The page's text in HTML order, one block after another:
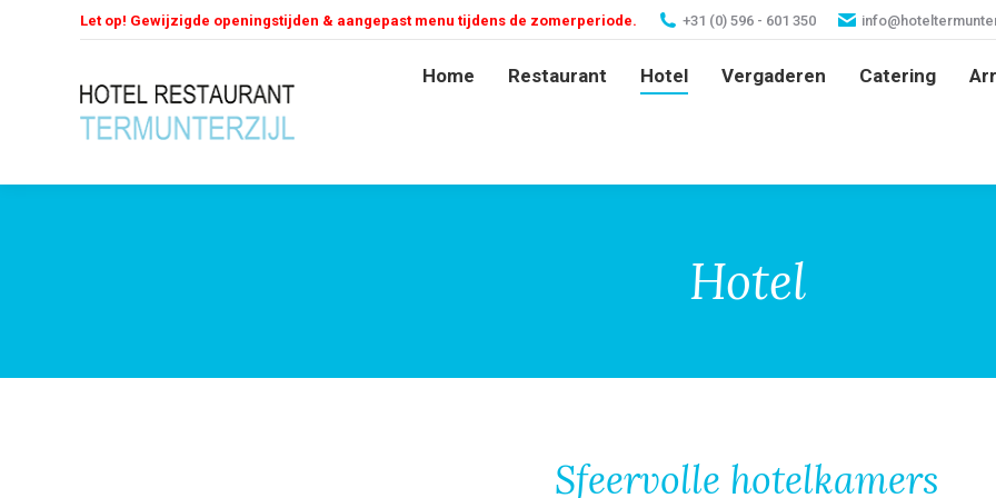
Let op! Gewijzigde openingstijden & aangepast menu tijdens de zomerperiode. +31 (0) 596 - 601 350
Home Restaurant Hotel Vergaderen Catering
Hotel
Sfeervolle hotelkamers